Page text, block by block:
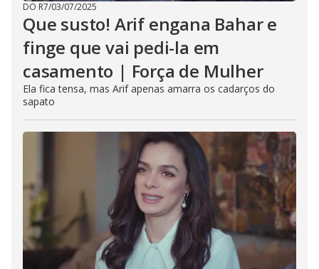
DO R7/03/07/2025
Que susto! Arif engana Bahar e
finge que vai pedi-la em
casamento | Força de Mulher
Ela fica tensa, mas Arif apenas amarra os cadarços do
sapato